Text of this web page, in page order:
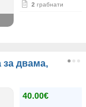
2 грабнати
двама,
40.00€